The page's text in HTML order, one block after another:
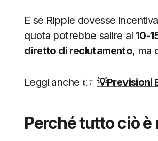
E se Ripple dovesse
quota potrebbe salire al 10-
diretto di reclutamento, ma
Leggi anche 👉 💡Previsioni
Perché tutto ciò